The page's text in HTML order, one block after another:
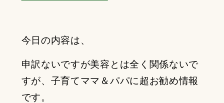
今日の内容は、
申訳ないですが美容とは全く関係ないで
すが、子育てママ＆パパに超お勧め情報
です。